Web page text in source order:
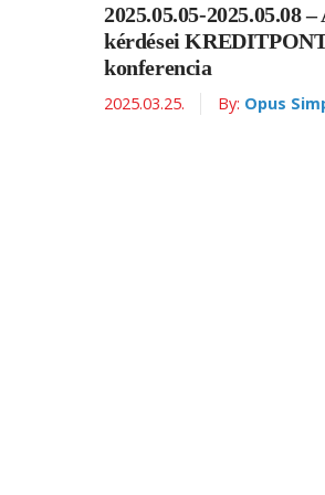
2025.05.05-2025.05.08
kérdései
konferencia
2025.03.25. By: Opus